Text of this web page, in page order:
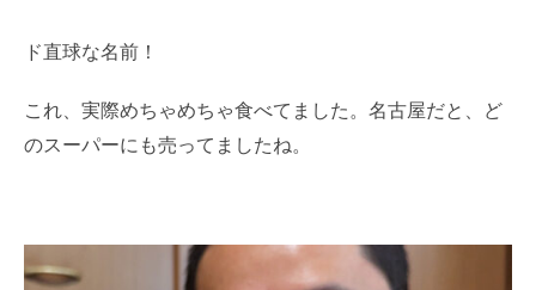
ド直球な名前！
これ、実際めちゃめちゃ食べてました。名古屋だと、ど
のスーパーにも売ってましたね。